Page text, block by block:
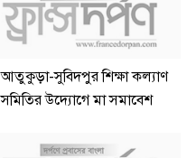
আতুকুড়া-সুবিদপুর শিক্ষা কল্যাণ
সমিতির উদ্যোগে মা সমাবেশ